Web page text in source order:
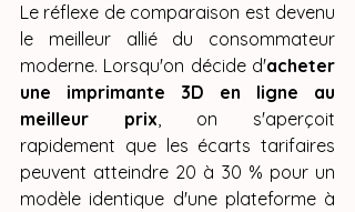
Le réflexe de comparaison est devenu
le meilleur allié du consommateur
moderne. Lorsqu'on décide d'acheter
une imprimante 3D en ligne au
meilleur prix, on s'aperçoit
rapidement que les écarts tarifaires
peuvent atteindre 20 à 30 % pour un
modèle identique d'une plateforme à